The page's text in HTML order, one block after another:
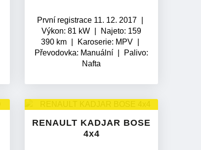
První registrace 11. 12. 2017
Výkon: 81 kW
Najeto: 159
390 km
Karoserie: MPV
Převodovka: Manuální
Palivo:
Nafta
RENAULT KADJAR BOSE
4x4